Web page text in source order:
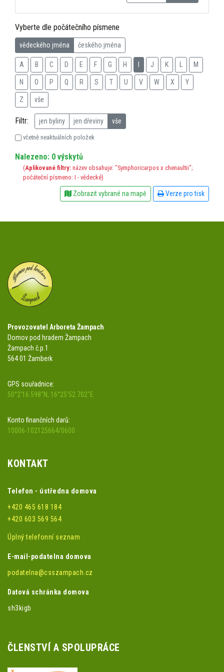
Vyberte dle počátečního písmene
vědeckého jména českého jména
A B C D E F G H J K M
N O P Q R S T U V W X Y
Z vše
Filtr: jen byliny jen dřeviny vše
včetně neaktuálních položek
Nalezeno: 0 výskytů
(Aplikované filtry: název obsahuje: "Symphoricarpos x chenaultii";
počáteční písmeno: I - vědecké)
Zobrazit vybrané na mapě Verze pro tisk
Provozovatel Arboreta Žampach
Domov pod hradem Žampach
Žampach č.p.1
564 01 Žamberk
GPS souřadnice:
50°2'16.598"N, 16°25'52.702"E
Konto finančních darů:
10006-102125664/0600
KONTAKT
Telefon - ústředna domova
+420 465 618 184
+420 603 569 564
Úplný telefonní seznam
E-mail-podatelna domova
podatelna@csszampach.cz
Datová schránka domova
sh3kigb
ČLENSTVÍ A SPOLUPRÁCE